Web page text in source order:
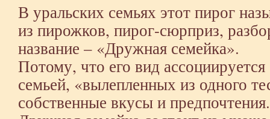
В уральских семьях этот пирог
из пирожков, пирог-сюрприз,
название – «Дружная семейка».
Потому, что его вид
семьей, «вылепленных из одного
собственные вкусы и предпочтения.